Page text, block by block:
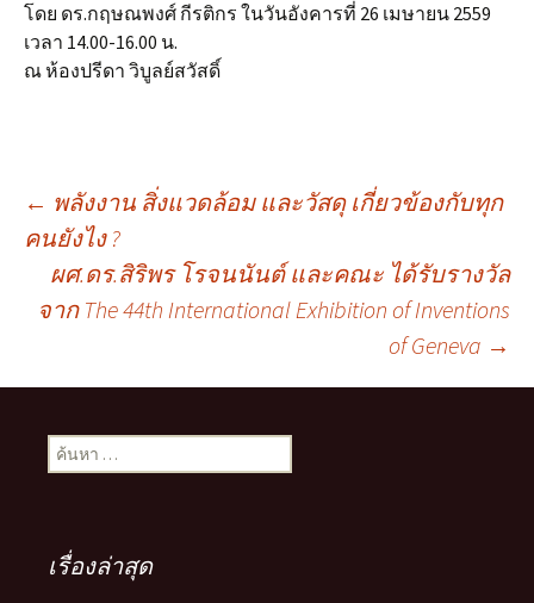
โดย ดร.กฤษณพงศ์ กีรติกร ในวันอังคารที่ 26 เมษายน 2559
เวลา 14.00-16.00 น.
ณ ห้องปรีดา วิบูลย์สวัสดิ์
เมนู
นำทาง
เรื่อง
← พลังงาน สิ่งแวดล้อม และวัสดุ เกี่ยวข้องกับทุก
คนยังไง ?
ผศ.ดร.สิริพร โรจนนันต์ และคณะ ได้รับรางวัล
จาก The 44th International Exhibition of Inventions
of Geneva →
ค้นหา
สำหรับ:
เรื่องล่าสุด